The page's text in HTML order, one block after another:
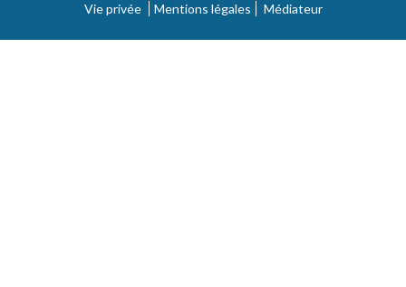
Vie privée Mentions légales Médiateur